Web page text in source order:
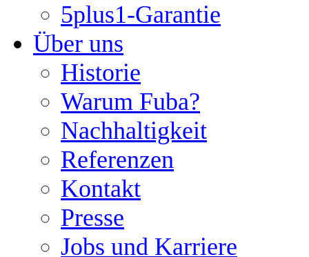
5plus1-Garantie
Über uns
Historie
Warum Fuba?
Nachhaltigkeit
Referenzen
Kontakt
Presse
Jobs und Karriere